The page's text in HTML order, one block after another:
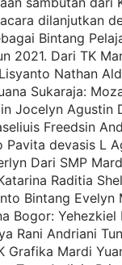
dilanjutkan
Bintang
2021. Dari TK
Nathan
Sukaraja:
Jocelyn Agustin
Freedsin
Pavita devasis L
Dari SMP
Raditia
Bintang Evelyn
Bogor: Yehezkiel
Rani Andriani
Grafika Mardi